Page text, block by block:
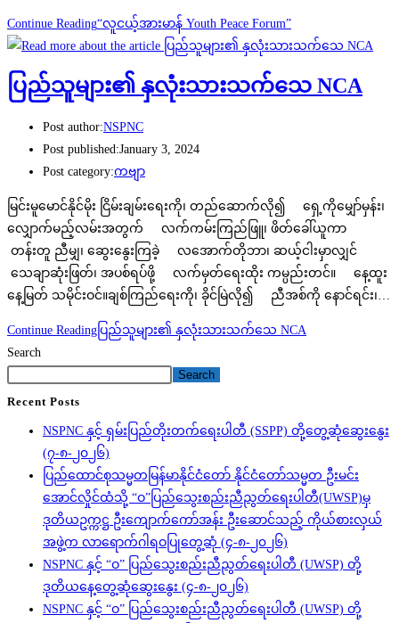
Continue Reading“လူငယ့်အားမာန် Youth Peace Forum”
ပြည်သူများ၏ နှလုံးသားသက်သေ NCA
Post author:NSPNC
Post published:January 3, 2024
Post category:ကဗျာ
မြင်းမူမောင်နိုင်မိုး ငြိမ်းချမ်းရေးကို၊ တည်ဆောက်လို၍ ရှေ့ကိုမျှော်မှန်း၊
လျှောက်မည့်လမ်းအတွက် လက်ကမ်းကြည်ဖြူ၊ ဖိတ်ခေါ်ယူကာ
တန်းတူ ညီမျှ၊ ဆွေးနွေးကြခဲ့ လအောက်တိုဘာ၊ ဆယ့်ငါးမှာလျှင်
သေချာဆုံးဖြတ်၊ အပစ်ရပ်ဖို့ လက်မှတ်ရေးထိုး ကမ္ပည်းတင်။ နေ့ထူး
နေ့မြတ် သမိုင်းဝင်။ချစ်ကြည်ရေးကို၊ ခိုင်မြဲလို၍ ညီအစ်ကို နောင်ရင်း၊…
Continue Reading ပြည်သူများ၏ နှလုံးသားသက်သေ NCA
Search
Search
Recent Posts
NSPNC နှင့် ရှမ်းပြည်တိုးတက်ရေးပါတီ (SSPP) တို့တွေ့ဆုံဆွေးနွေး
(၇-၈-၂၀၂၆)
ပြည်ထောင်စုသမ္မတမြန်မာနိုင်ငံတော် နိုင်ငံတော်သမ္မတ ဦးမင်း
အောင်လှိုင်ထံသို့ “ဝ”ပြည်သွေးစည်းညီညွတ်ရေးပါတီ(UWSP)မှ
ဒုတိယဥက္ကဋ္ဌ ဦးကျောက်ကော်အန်း ဦးဆောင်သည့် ကိုယ်စားလှယ်
အဖွဲ့က လာရောက်ဂါရဝပြုတွေ့ဆုံ (၄-၈-၂၀၂၆)
NSPNC နှင့် “ဝ” ပြည်သွေးစည်းညီညွတ်ရေးပါတီ (UWSP) တို့
ဒုတိယနေ့တွေ့ဆုံဆွေးနွေး (၄-၈-၂၀၂၆)
NSPNC နှင့် “ဝ” ပြည်သွေးစည်းညီညွတ်ရေးပါတီ (UWSP) တို့